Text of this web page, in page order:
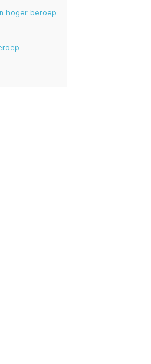
hoger beroep